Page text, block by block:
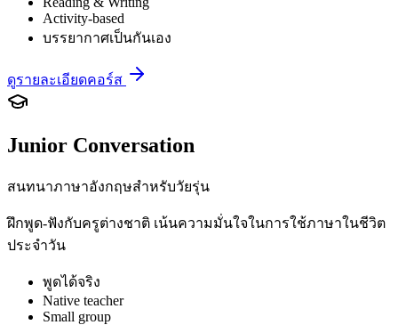
Activity-based
บรรยากาศเป็นกันเอง
ดูรายละเอียดคอร์ส
Junior Conversation
สนทนาภาษาอังกฤษสำหรับวัยรุ่น
ฝึกพูด-ฟังกับครูต่างชาติ เน้นความมั่นใจในการใช้ภาษาในชีวิต
ประจำวัน
พูดได้จริง
Native teacher
Small group